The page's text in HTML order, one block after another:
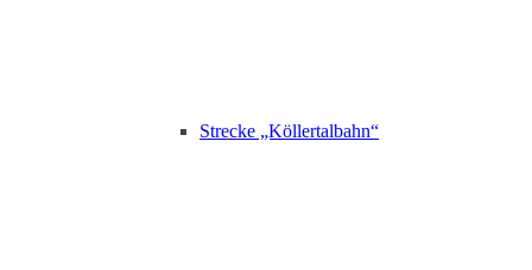
Strecke „Köllertalbahn“